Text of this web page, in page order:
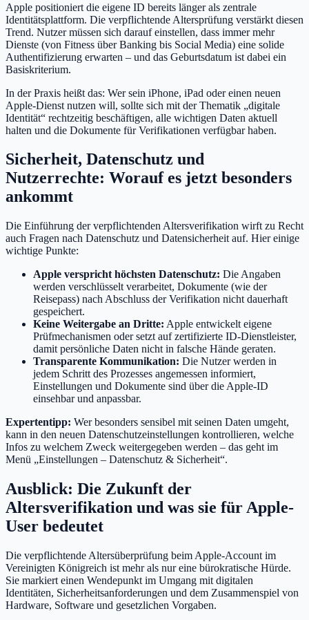
Apple positioniert die eigene ID bereits länger als zentrale
Identitätsplattform. Die verpflichtende Altersprüfung verstärkt diesen
Trend. Nutzer müssen sich darauf einstellen, dass immer mehr
Dienste (von Fitness über Banking bis Social Media) eine solide
Authentifizierung erwarten – und das Geburtsdatum ist dabei ein
Basiskriterium.
In der Praxis heißt das: Wer sein iPhone, iPad oder einen neuen
Apple-Dienst nutzen will, sollte sich mit der Thematik „digitale
Identität“ rechtzeitig beschäftigen, alle wichtigen Daten aktuell
halten und die Dokumente für Verifikationen verfügbar haben.
Sicherheit, Datenschutz und
Nutzerrechte: Worauf es jetzt besonders
ankommt
Die Einführung der verpflichtenden Altersverifikation wirft zu Recht
auch Fragen nach Datenschutz und Datensicherheit auf. Hier einige
wichtige Punkte:
Apple verspricht höchsten Datenschutz: Die Angaben
werden verschlüsselt verarbeitet, Dokumente (wie der
Reisepass) nach Abschluss der Verifikation nicht dauerhaft
gespeichert.
Keine Weitergabe an Dritte: Apple entwickelt eigene
Prüfmechanismen oder setzt auf zertifizierte ID-Dienstleister,
damit persönliche Daten nicht in falsche Hände geraten.
Transparente Kommunikation: Die Nutzer werden in
jedem Schritt des Prozesses angemessen informiert,
Einstellungen und Dokumente sind über die Apple-ID
einsehbar und anpassbar.
Expertentipp: Wer besonders sensibel mit seinen Daten umgeht,
kann in den neuen Datenschutzeinstellungen kontrollieren, welche
Infos zu welchem Zweck weitergegeben werden – das geht im
Menü „Einstellungen – Datenschutz & Sicherheit“.
Ausblick: Die Zukunft der
Altersverifikation und was sie für Apple-
User bedeutet
Die verpflichtende Altersüberprüfung beim Apple-Account im
Vereinigten Königreich ist mehr als nur eine bürokratische Hürde.
Sie markiert einen Wendepunkt im Umgang mit digitalen
Identitäten, Sicherheitsanforderungen und dem Zusammenspiel von
Hardware, Software und gesetzlichen Vorgaben.